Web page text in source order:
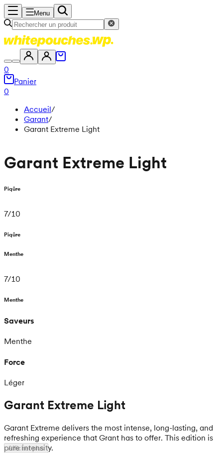
Menu
0
Panier
0
Accueil/
Garant/
Garant Extreme Light
Garant Extreme Light
Piqûre
7/10
Piqûre
Menthe
7/10
Menthe
Saveurs
Menthe
Force
Léger
Garant Extreme Light
Garant Extreme delivers the most intense, long-lasting, and
refreshing experience that Grant has to offer. This edition is
pure intensity.
Afficher plus